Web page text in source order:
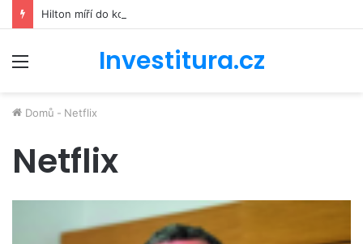
Investitura.cz
Domů - Netflix
Netflix